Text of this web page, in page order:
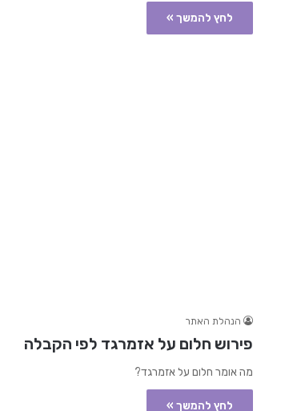
לחץ להמשך »
הנהלת האתר
פירוש חלום על אזמרגד לפי הקבלה
מה אומר חלום על אזמרגד?
לחץ להמשך »